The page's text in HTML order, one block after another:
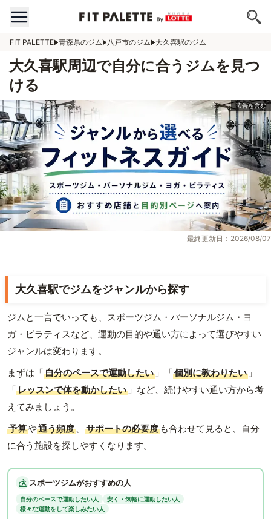
FIT PALETTE 青森県のジム 八戸市のジム 大久喜駅のジム
大久喜駅周辺で自分に合うジムを見つ
ける
最終更新日：2026/08/07
大久喜駅でジムをジャンルから探す
ジムと一言でいっても、スポーツジム・パーソナルジム・ヨ
ガ・ピラティスなど、運動の目的や通い方によって選びやすい
ジャンルは変わります。
まずは「自分のペースで運動したい 」「個別に教わりたい 」
「レッスンで体を動かしたい 」など、続けやすい通い方から考
えてみましょう。
予算や通う頻度 、 サポートの必要度 も合わせて見ると、自分
に合う施設を探しやすくなります。
スポーツジムがおすすめの人
自分のペースで運動したい人
安く・気軽に運動したい人
様々な運動をして楽しみたい人